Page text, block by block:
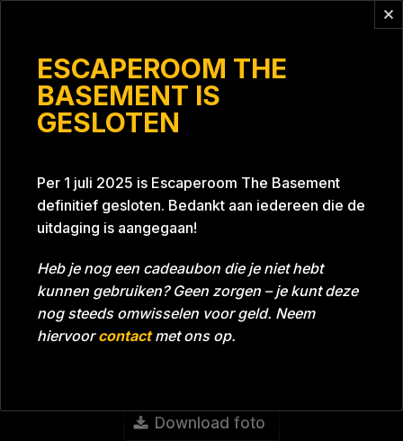
ESCAPEROOM THE
BASEMENT IS
GESLOTEN
Per 1 juli 2025 is Escaperoom The Basement
definitief gesloten. Bedankt aan iedereen die de
uitdaging is aangegaan!
Heb je nog een cadeaubon die je niet hebt
kunnen gebruiken? Geen zorgen – je kunt deze
nog steeds omwisselen voor geld. Neem
hiervoorcontactmet ons op.
Tijd Bijna gehaald Datum 13-08-2021
Room Grill With A Thrill
Download foto